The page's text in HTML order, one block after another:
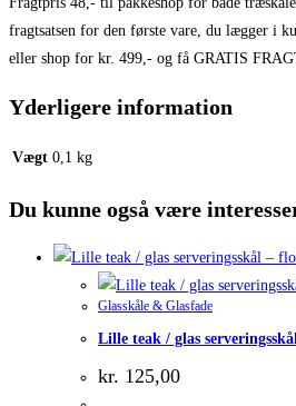
fragtsatsen for den første vare, du lægger i
eller shop for kr. 499,- og få GRATIS
Yderligere information
Vægt 0,1 kg
Du kunne også være
Glasskåle & Glasfade
Lille teak / glas
kr. 125,00